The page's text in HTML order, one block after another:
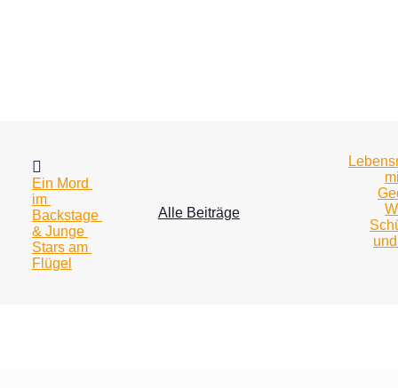
Ein Mord
im
Backstage
& Junge
Stars am
Flügel
Alle Beiträge